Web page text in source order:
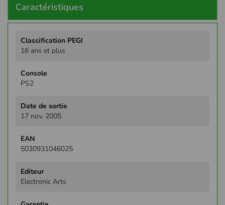
Caractéristiques
d'infos
16 ans et plus
PS2
17 nov. 2005
5030931046025
Electronic Arts